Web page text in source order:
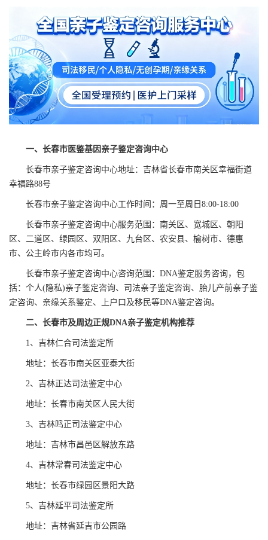
一、长春市医鉴基因亲子鉴定咨询中心
长春市亲子鉴定咨询中心地址：吉林省长春市南关区幸福街道
幸福路88号
长春市亲子鉴定咨询中心工作时间：周一至周日8:00-18:00
长春市亲子鉴定咨询中心服务范围：南关区、宽城区、朝阳
区、二道区、绿园区、双阳区、九台区、农安县、榆树市、德惠
市、公主岭市内各市均可。
长春市亲子鉴定咨询中心咨询范围：DNA鉴定服务咨询，包
括：个人(隐私)亲子鉴定咨询、司法亲子鉴定咨询、胎儿产前亲子鉴
定咨询、亲缘关系鉴定、上户口及移民等DNA鉴定咨询。
二、长春市及周边正规DNA亲子鉴定机构推荐
1、吉林仁合司法鉴定所
地址：长春市南关区亚泰大街
2、吉林正达司法鉴定中心
地址：长春市南关区人民大街
3、吉林鸣正司法鉴定中心
地址：吉林市昌邑区解放东路
4、吉林常春司法鉴定中心
地址：长春市绿园区景阳大路
5、吉林延平司法鉴定所
地址：吉林省延吉市公园路